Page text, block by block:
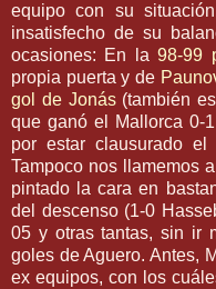
equipo con su
insatisfecho de su
ocasiones: En la98-99
propia puerta y de
gol de Jonás (también
que ganó el
Mallorca 0-
por estar clausurado el
Tampoco nos llamemos
pintado la cara en
del descenso (1-0
05 y otras tantas, sin ir
goles de Aguero. Antes,
ex equipos, con los